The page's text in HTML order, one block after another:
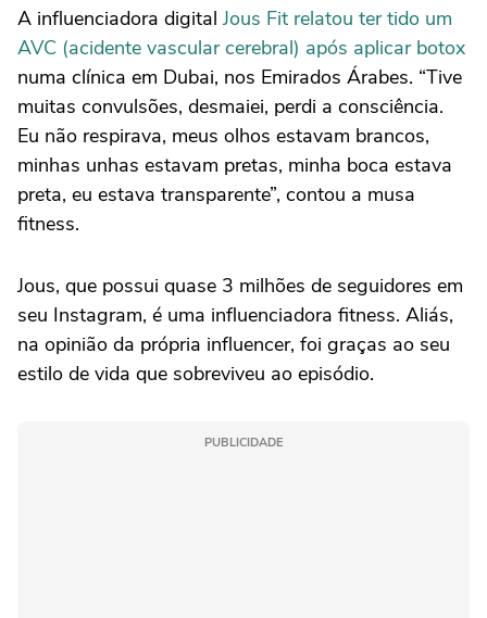
A influenciadora digital Jous Fit relatou ter tido um
AVC (acidente vascular cerebral) após aplicar botox
numa clínica em Dubai, nos Emirados Árabes. “Tive
muitas convulsões, desmaiei, perdi a consciência.
Eu não respirava, meus olhos estavam brancos,
minhas unhas estavam pretas, minha boca estava
preta, eu estava transparente”, contou a musa
fitness.
Jous, que possui quase 3 milhões de seguidores em
seu Instagram, é uma influenciadora fitness. Aliás,
na opinião da própria influencer, foi graças ao seu
estilo de vida que sobreviveu ao episódio.
PUBLICIDADE